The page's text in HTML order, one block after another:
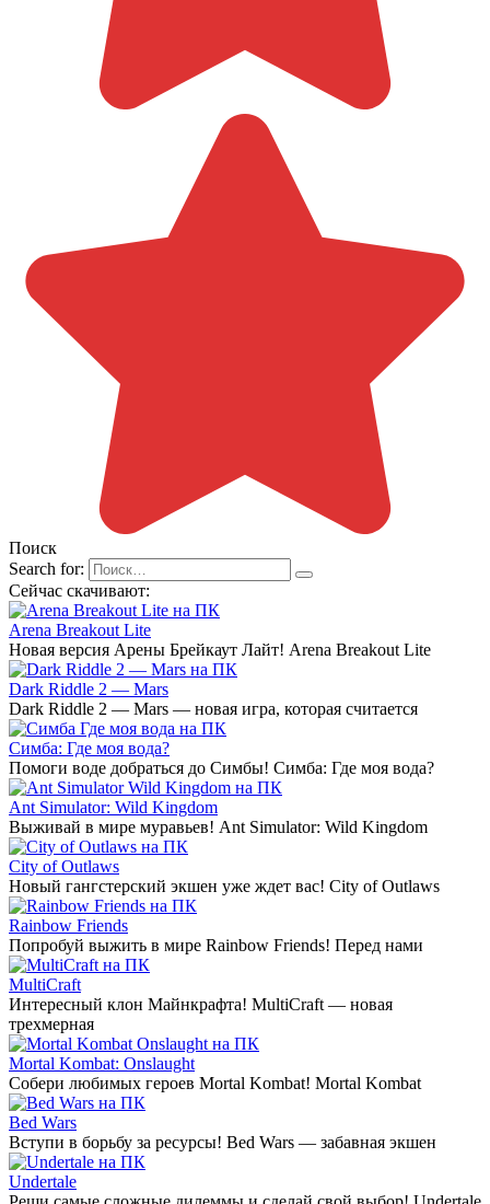
Поиск
Search for:
Сейчас скачивают:
Arena Breakout Lite
Новая версия Арены Брейкаут Лайт! Arena Breakout Lite
Dark Riddle 2 — Mars
Dark Riddle 2 — Mars — новая игра, которая считается
Симба: Где моя вода?
Помоги воде добраться до Симбы! Симба: Где моя вода?
Ant Simulator: Wild Kingdom
Выживай в мире муравьев! Ant Simulator: Wild Kingdom
City of Outlaws
Новый гангстерский экшен уже ждет вас! City of Outlaws
Rainbow Friends
Попробуй выжить в мире Rainbow Friends! Перед нами
MultiCraft
Интересный клон Майнкрафта! MultiCraft — новая
трехмерная
Mortal Kombat: Onslaught
Собери любимых героев Mortal Kombat! Mortal Kombat
Bed Wars
Вступи в борьбу за ресурсы! Bed Wars — забавная экшен
Undertale